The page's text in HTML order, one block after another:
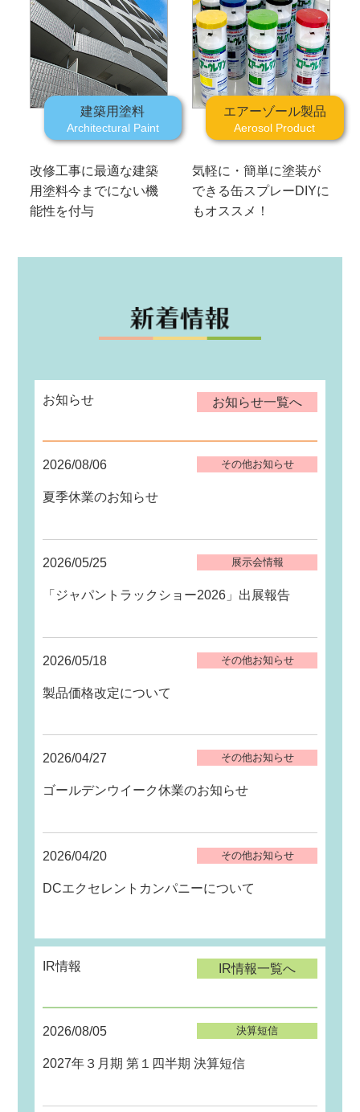
建築用塗料
Architectural Paint
改修工事に最適な建築
用塗料今までにない機
能性を付与
エアーゾール製品
Aerosol Product
気軽に・簡単に塗装が
できる缶スプレーDIYに
もオススメ！
お知らせ お知らせ一覧へ
2026/08/06 その他お知らせ
夏季休業のお知らせ
2026/05/25 展示会情報
「ジャパントラックショー2026」出展報告
2026/05/18 その他お知らせ
製品価格改定について
2026/04/27 その他お知らせ
ゴールデンウイーク休業のお知らせ
2026/04/20 その他お知らせ
DCエクセレントカンパニーについて
IR情報 IR情報一覧へ
2026/08/05 決算短信
2027年３月期 第１四半期 決算短信